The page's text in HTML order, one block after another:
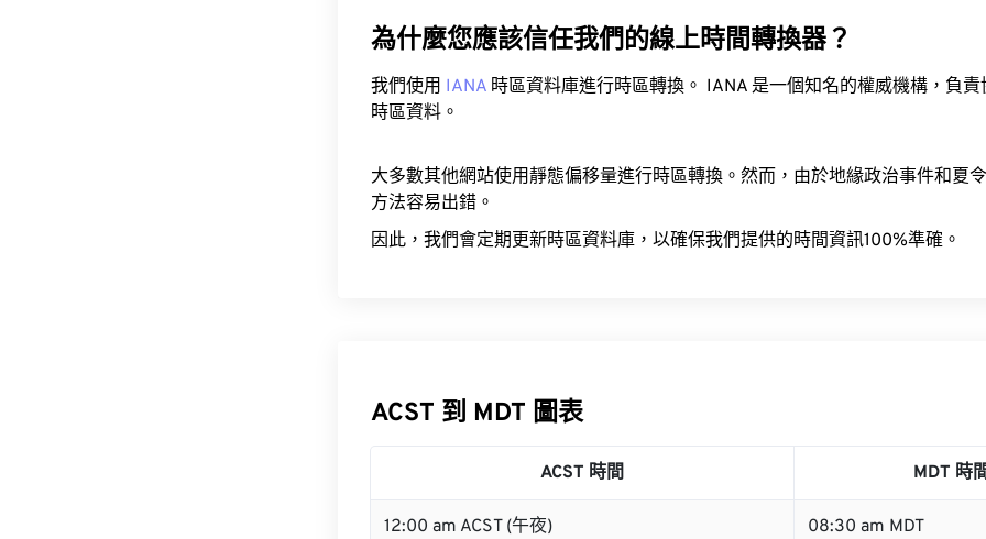
為什麼您應該信任我們的線上時間轉換器？
我們使用 IANA 時區資料庫進行時區轉換。 IANA 是一個知名的權威機構，負
時區資料。
大多數其他網站使用靜態偏移量進行時區轉換。然而，由於地緣政治事件和夏
方法容易出錯。
因此，我們會定期更新時區資料庫，以確保我們提供的時間資訊100%準確。
ACST 到 MDT 圖表
ACST 時間 MDT 時
12:00 am ACST (午夜) 08:30 am MDT